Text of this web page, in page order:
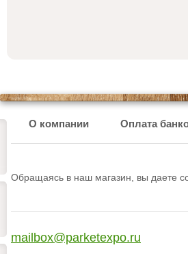
О компании Оплата
Обращаясь в наш магазин, вы даете
mailbox@parketexpo.ru